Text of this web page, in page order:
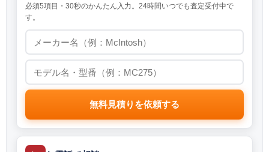
必須5項目・30秒のかんたん入力。24時間いつでも査定受付中で
す。
無料見積りを依頼する